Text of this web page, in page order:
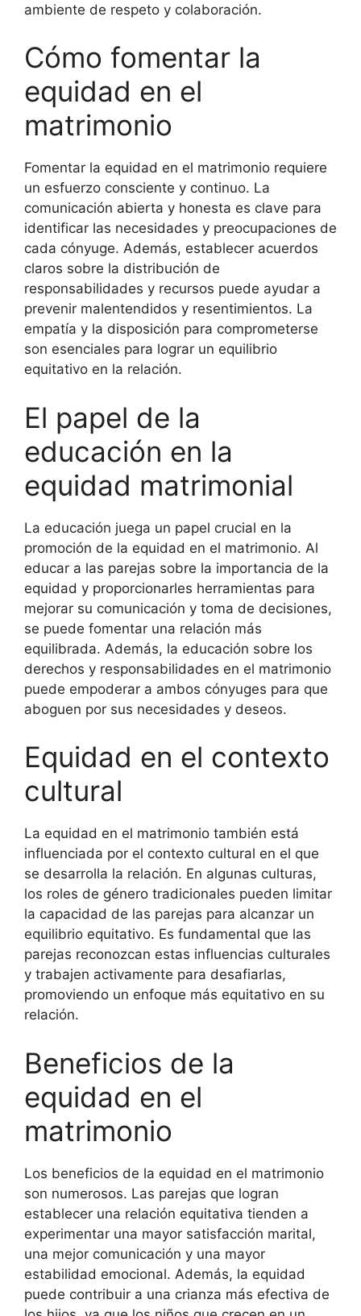
ambiente de respeto y colaboración.
Cómo fomentar la
equidad en el
matrimonio
Fomentar la equidad en el matrimonio requiere
un esfuerzo consciente y continuo. La
comunicación abierta y honesta es clave para
identificar las necesidades y preocupaciones de
cada cónyuge. Además, establecer acuerdos
claros sobre la distribución de
responsabilidades y recursos puede ayudar a
prevenir malentendidos y resentimientos. La
empatía y la disposición para comprometerse
son esenciales para lograr un equilibrio
equitativo en la relación.
El papel de la
educación en la
equidad matrimonial
La educación juega un papel crucial en la
promoción de la equidad en el matrimonio. Al
educar a las parejas sobre la importancia de la
equidad y proporcionarles herramientas para
mejorar su comunicación y toma de decisiones,
se puede fomentar una relación más
equilibrada. Además, la educación sobre los
derechos y responsabilidades en el matrimonio
puede empoderar a ambos cónyuges para que
aboguen por sus necesidades y deseos.
Equidad en el contexto
cultural
La equidad en el matrimonio también está
influenciada por el contexto cultural en el que
se desarrolla la relación. En algunas culturas,
los roles de género tradicionales pueden limitar
la capacidad de las parejas para alcanzar un
equilibrio equitativo. Es fundamental que las
parejas reconozcan estas influencias culturales
y trabajen activamente para desafiarlas,
promoviendo un enfoque más equitativo en su
relación.
Beneficios de la
equidad en el
matrimonio
Los beneficios de la equidad en el matrimonio
son numerosos. Las parejas que logran
establecer una relación equitativa tienden a
experimentar una mayor satisfacción marital,
una mejor comunicación y una mayor
estabilidad emocional. Además, la equidad
puede contribuir a una crianza más efectiva de